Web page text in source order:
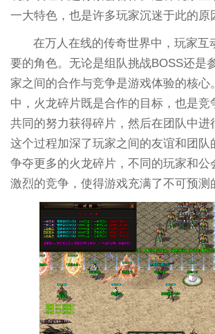
一大特色，也是许多玩家沉迷于此的原
在万人在线的传奇世界中，玩家互
要的角色。无论是组队挑战BOSS还是
家之间的合作与竞争是游戏体验的核心
中，火龙碎片既是合作的目标，也是竞
共同的努力获得碎片，然后在团队中进
这个过程加深了玩家之间的友谊和团队
争夺更多的火龙碎片，不同的玩家和公
激烈的竞争，使得游戏充满了不可预测